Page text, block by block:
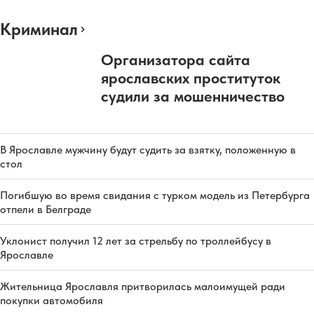
Криминал
Организатора сайта
ярославских проституток
судили за мошенничество
В Ярославле мужчину будут судить за взятку, положенную в
стол
Погибшую во время свидания с турком модель из Петербурга
отпели в Белграде
Уклонист получил 12 лет за стрельбу по троллейбусу в
Ярославле
Жительница Ярославля притворилась малоимущей ради
покупки автомобиля